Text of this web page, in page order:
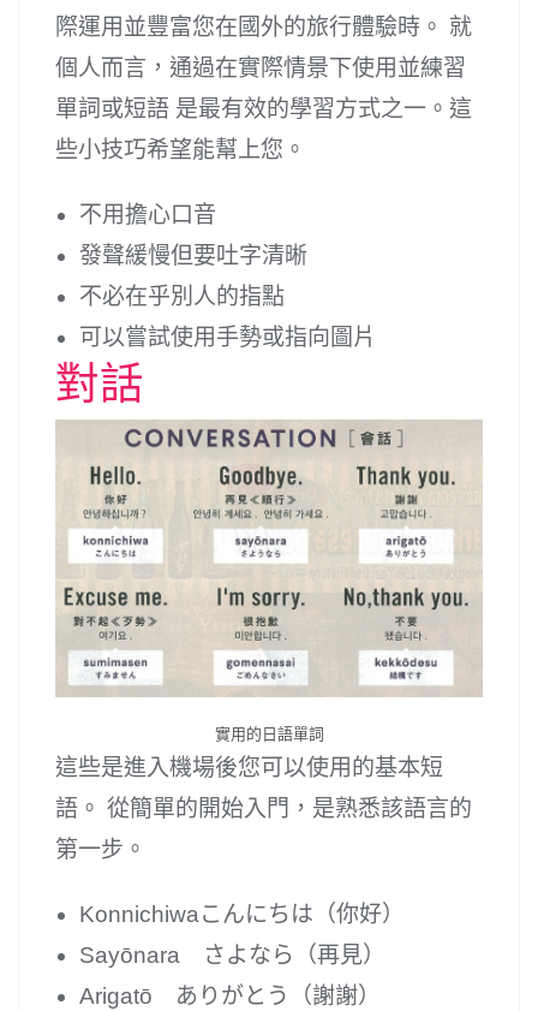
際運用並豐富您在國外的旅行體驗時。 就
個人而言，通過在實際情景下使用並練習
單詞或短語 是最有效的學習方式之一。這
些小技巧希望能幫上您。
不用擔心口音
發聲緩慢但要吐字清晰
不必在乎別人的指點
可以嘗試使用手勢或指向圖片
對話
實用的日語單詞
這些是進入機場後您可以使用的基本短
語。 從簡單的開始入門，是熟悉該語言的
第一步。
Konnichiwaこんにちは（你好）
Sayōnara さよなら（再見）
Arigatō ありがとう（謝謝）